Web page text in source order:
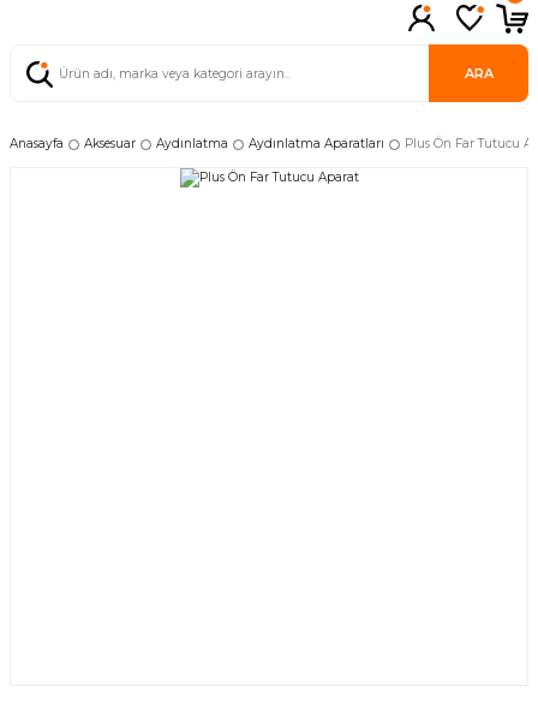
ARA
Anasayfa Aksesuar Aydınlatma Aydınlatma Aparatları Plus Ön Far Tutucu